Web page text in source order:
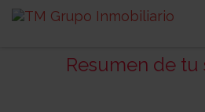
Resumen de